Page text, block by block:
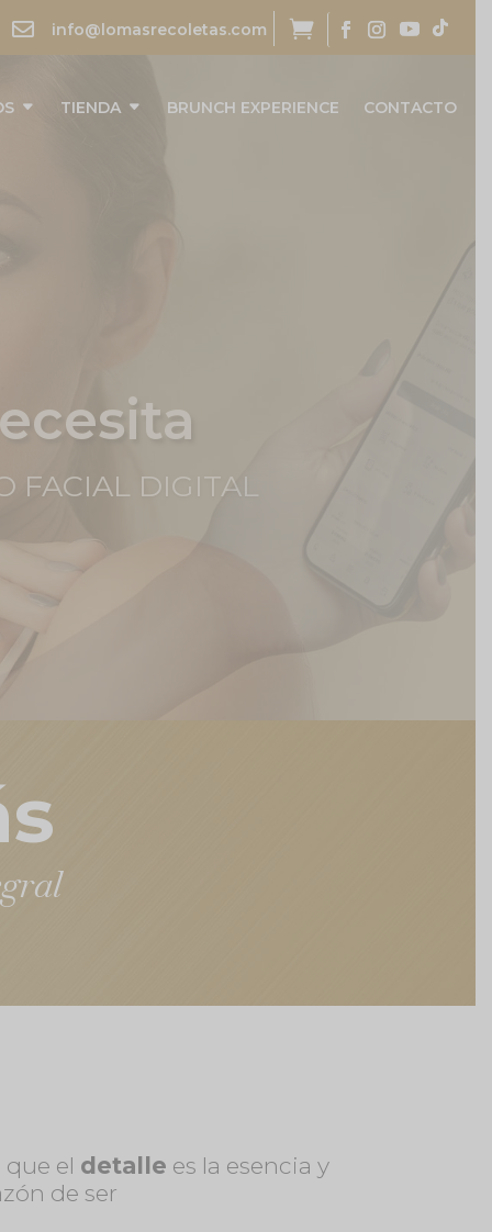
 info@lomasrecoletas.com 
TIENDA BRUNCH EXPERIENCE CONTACTO
el detalle es la esencia y
de ser